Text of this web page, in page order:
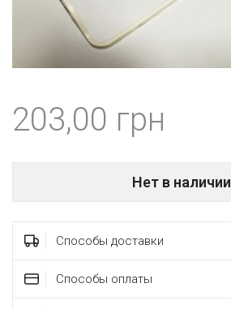
203,00
Нет в наличии
Способы доставки
Способы оплаты